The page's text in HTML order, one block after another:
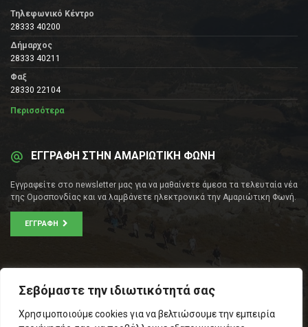
Σεβόμαστε την ιδιωτικότητά σας
Χρησιμοποιούμε cookies για να βελτιώσουμε την εμπειρία
Τηλεφωνικό Κέντρο
28333 40200
Δήμαρχος
28333 40211
Φαξ
28330 22104
Περισσότερα
ΕΓΓΡΑΦΗ ΣΤΗΝ ΑΜΑΡΙΩΤΙΚΗ ΦΩΝΗ
Εγγραφείτε στο newsletter μας για να μαθαίνετε άμεσα τα τελευταία νέα
της Ομοσπονδίας και να λαμβάνετε ηλεκτρονικά την Αμαριώτικη Φωνή.
ΕΓΓΡΑΦΉ
Τ.Κ.: 105 53